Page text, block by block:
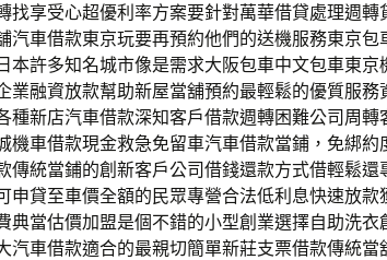
找享受心超優利率方案要針對萬華借貸處理週轉
汽車借款東京玩要再預約他們的送機服務東京包
本許多知名城市像是需求大阪包車中文包車東京
業融資放款幫助新屋當舖預約最輕鬆的優質服務
種新店汽車借款深知客戶借款週轉困難公司周轉
機車借款現金救急免留車汽車借款當鋪，免綁約
傳統當鋪的創新客戶公司借錢還款方式借輕鬆還
申貸至車價全額的民眾專營合法低利息快速放款
典當估價加盟是個不錯的小型創業選擇自助洗衣
汽車借款適合的最親切簡單新莊支票借款傳統當